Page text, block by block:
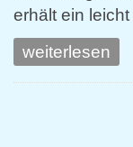
erhält ein
weiterlesen